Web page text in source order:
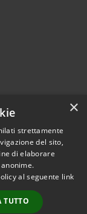
2026 • Comune di
• Powered by
•Accesso
redazione
×
strettamente
del sito,
di elaborare
al seguente link
TUTTO